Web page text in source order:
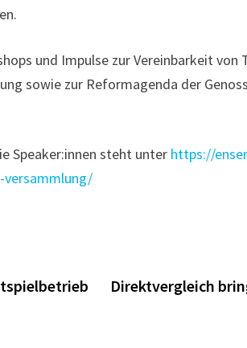
und Impulse zur Vereinbarkeit von
sowie zur Reformagenda der
Speaker:innen steht unter https://
versammlung/
Direktvergleich